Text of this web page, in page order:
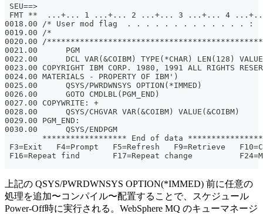
SEU==>
FMT **  ...+... 1 ...+... 2 ...+... 3 ...+... 4
0018.00 /* User mod flag  . . . . . . . . . . . . . :
0019.00 /*
0020.00 /
0021.00      PGM
0022.00      DCL VAR(&COIBM) TYPE(*CHAR) LEN(128)
0023.00 COPYRIGHT IBM CORP. 1980, 1991 ALL RIGHTS
0024.00 MATERIALS - PROPERTY OF IBM')
0025.00      QSYS/PWRDWNSYS OPTION(*IMMED)
0026.00      GOTO CMDLBL(PGM_END)
0027.00 COPYWRITE: +
0028.00      QSYS/CHGVAR VAR(&COIBM) VALUE(&COIBM)
0029.00 PGM_END:
0030.00      QSYS/ENDPGM
****************** End of data
F3=Exit   F4=Prompt   F5=Refresh   F9=Retrieve
F16=Repeat find       F17=Repeat change
上記の QSYS/PWRDWNSYS OPTION(*IMMED) 前に任意の
処理を追加〜コンパイル〜配置することで、スケジュール
Power-Off時に実行される。WebSphere MQ のキューマネージ